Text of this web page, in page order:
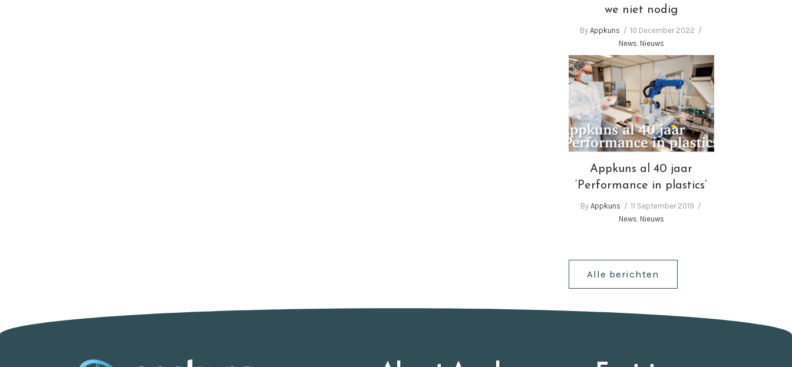
we niet nodig
By Appkuns
10 December 2022
News, Nieuws
Appkuns al 40 jaar
‘Performance in plastics’
Appkuns al 40 jaar
‘Performance in plastics’
By Appkuns
11 September 2019
News, Nieuws
Alle berichten